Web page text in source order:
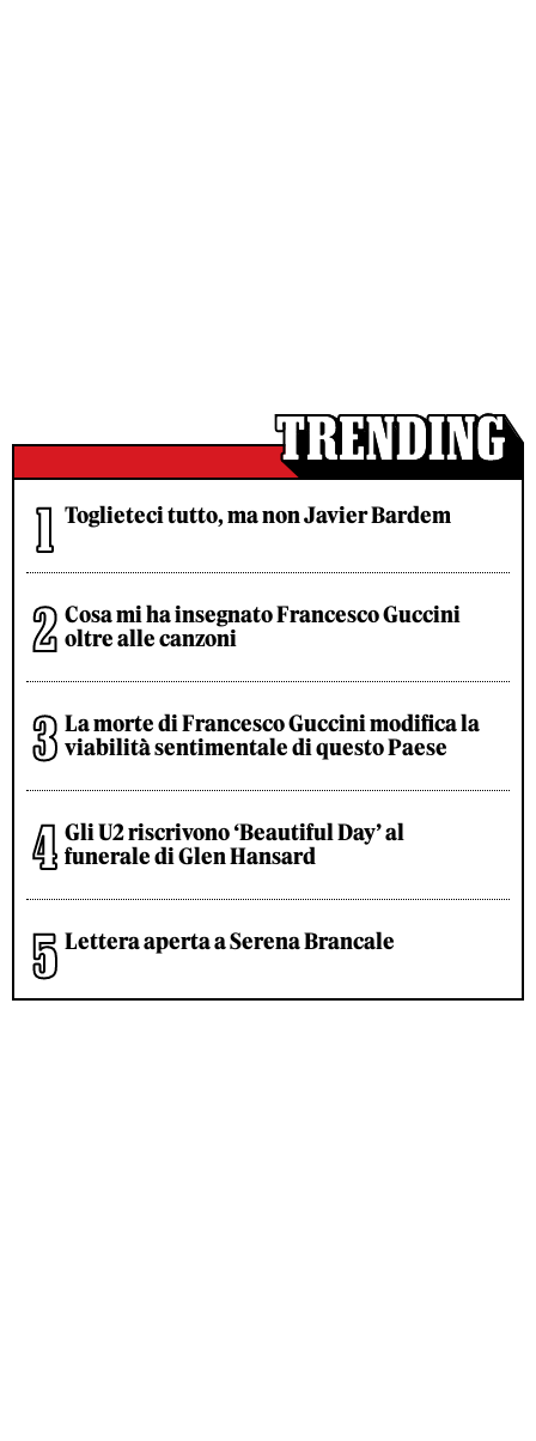
Toglieteci tutto, ma non Javier Bardem
Cosa mi ha insegnato Francesco Guccini
oltre alle canzoni
La morte di Francesco Guccini modifica la
viabilità sentimentale di questo Paese
Gli U2 riscrivono ‘Beautiful Day’ al
funerale di Glen Hansard
Lettera aperta a Serena Brancale